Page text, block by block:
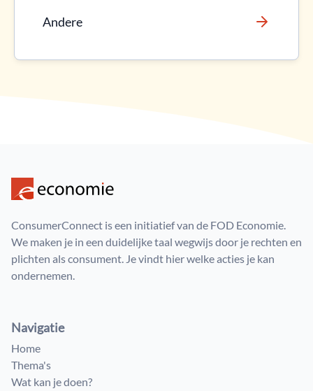
Andere
ConsumerConnect is een initiatief van de FOD Economie.
We maken je in een duidelijke taal wegwijs door je rechten en
plichten als consument. Je vindt hier welke acties je kan
ondernemen.
Navigatie
Home
Thema's
Wat kan je doen?